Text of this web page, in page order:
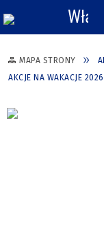
MAPA STRONY
AKCJE NA WAKACJE 2026
Włącz